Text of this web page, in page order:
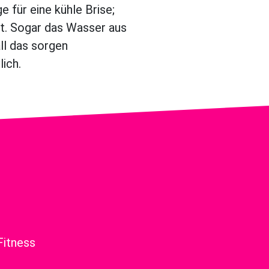
für eine kühle Brise;
Sogar das Wasser aus
das sorgen